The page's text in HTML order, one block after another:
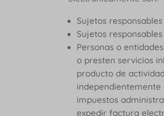
Sujetos responsables
Sujetos
Personas o
o presten servicios
producto de
impuestos
expedir factura